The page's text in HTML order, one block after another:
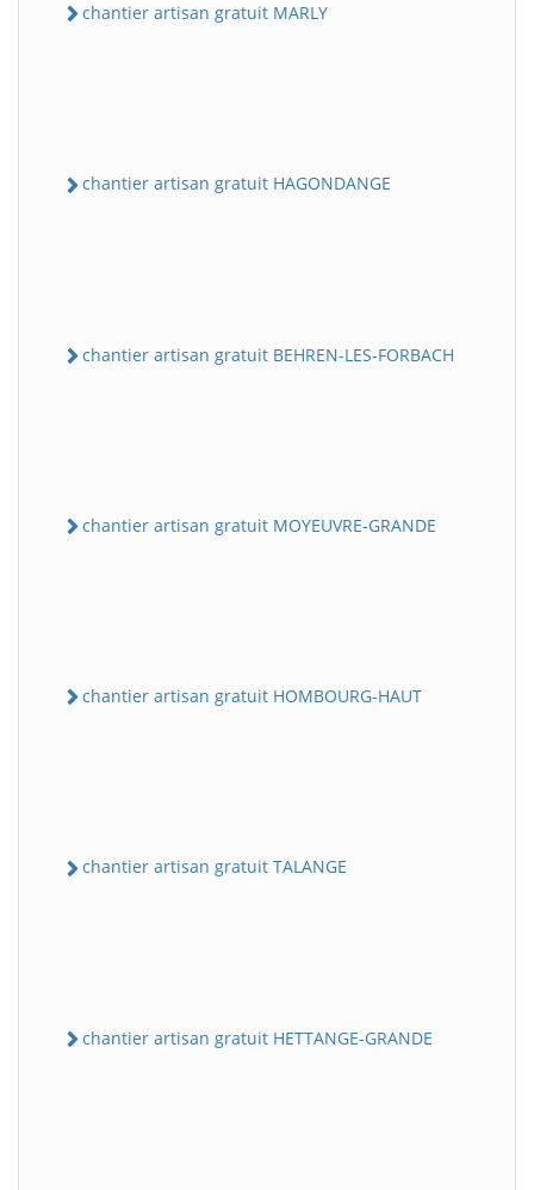
chantier artisan gratuit MARLY
chantier artisan gratuit HAGONDANGE
chantier artisan gratuit BEHREN-LES-FORBACH
chantier artisan gratuit MOYEUVRE-GRANDE
chantier artisan gratuit HOMBOURG-HAUT
chantier artisan gratuit TALANGE
chantier artisan gratuit HETTANGE-GRANDE